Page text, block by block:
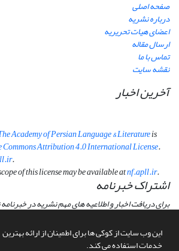
این وب سایت از کوکی ها برای اطمینان از ارائه بهترین
خدمات استفاده می کند.
صفحه اصلی
درباره نشریه
اعضای هیات تحریریه
ارسال مقاله
تماس با ما
نقشه سایت
آخرین اخبار
Academy of Persian Language & Literatureis
Commons Attribution 4.0 International License.
.
of this license may be available atnf.apll.ir.
اشتراک خبرنامه
برای دریافت اخبار و اطلاعیه های مهم نشریه در